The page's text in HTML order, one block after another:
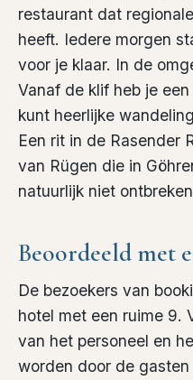
restaurant dat
heeft. Iedere morgen
voor je klaar. In de
Vanaf de klif heb je
kunt heerlijke
Een rit in de Rasender
van Rügen die in
natuurlijk niet
Beoordeeld met
De bezoekers van
hotel met een ruime 9.
van het personeel en
worden door de